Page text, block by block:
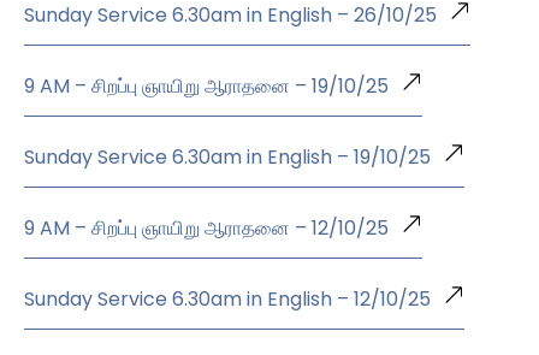
Sunday Service 6.30am in English – 26/10/25
9 AM – சிறப்பு ஞாயிறு ஆராதனை – 19/10/25
Sunday Service 6.30am in English – 19/10/25
9 AM – சிறப்பு ஞாயிறு ஆராதனை – 12/10/25
Sunday Service 6.30am in English – 12/10/25